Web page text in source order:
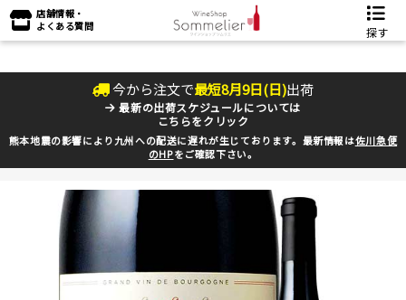
店舗情報・
よくある質問
探す
今から注文で最短8月9日(日)出荷
最新の出荷スケジュールについては
こちらをクリック
熊本地震の影響により九州への配送に遅れが生じております。最新情報は佐川急便
のHPをご確認下さい。